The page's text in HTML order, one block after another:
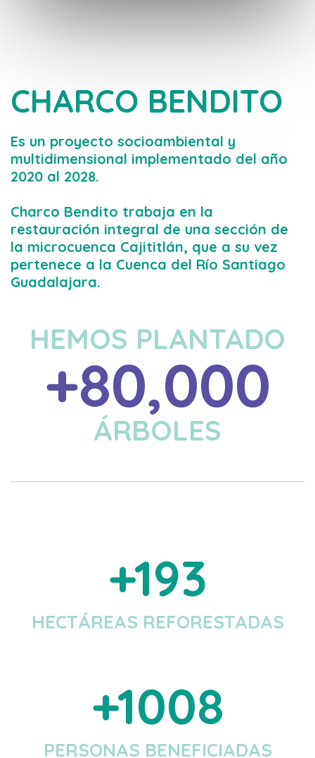
CHARCO BENDITO
Es un proyecto socioambiental y
multidimensional implementado del año
2020 al 2028.
Charco Bendito trabaja en la
restauración integral de una sección de
la microcuenca Cajititlán, que a su vez
pertenece a la Cuenca del Río Santiago
Guadalajara.
HEMOS PLANTADO
80
ÁRBOLES
193
HECTÁREAS REFORESTADAS
1008
PERSONAS BENEFICIADAS